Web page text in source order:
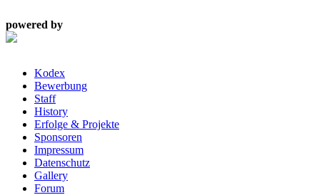
powered by
Kodex
Bewerbung
Staff
History
Erfolge & Projekte
Sponsoren
Impressum
Datenschutz
Gallery
Forum